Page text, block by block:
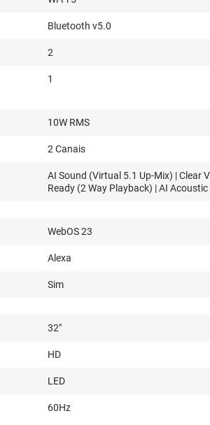
Bluetooth v5.0
2
1
10W RMS
2 Canais
AI Sound (Virtual 5.1 Up-Mix) | Clear
Ready (2 Way Playback) | AI
WebOS 23
Alexa
Sim
32"
HD
LED
60Hz